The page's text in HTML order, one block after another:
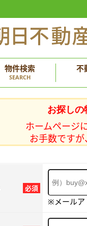
物件検索
SEARCH
不
お探しの
ホームページ
お手数です
必須
※メールア